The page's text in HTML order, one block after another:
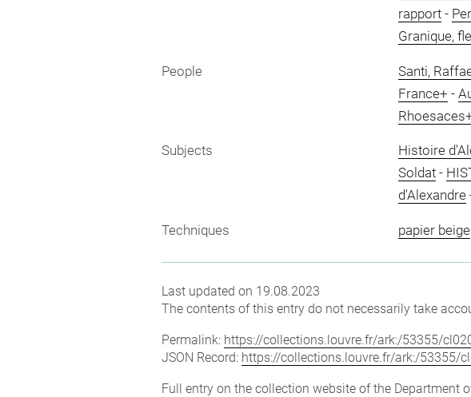
rapport-
Granique,
People Santi,
France+ -
Subjects Histoire
Soldat-
d'Alexandre
Techniques papier beige
Last updated on 19.08.2023
The contents of this entry do not necessarily take
Permalink: https://collections.louvre.fr/ark:/53355/
JSON Record: https://collections.louvre.fr/ark:/53355/
Full entry on the collection website of the Department